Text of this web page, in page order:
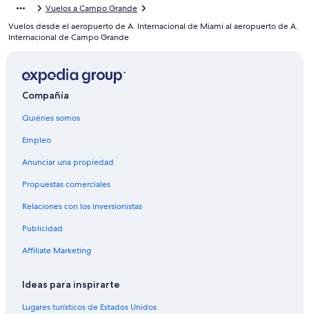
Hoteles en la playa en Campo Grande
Hoteles cerca del lago en Campo Grande
Hoteles que aceptan mascotas en Campo Grande
Hoteles en Campo Grande
Hoteles en José Abrão
Hoteles en Terenos
Hoteles en Moreninha
Hoteles en Núcleo Industrial
Hoteles en Carandá Bosque
Hoteles en Coophavila II
Hoteles en Vila Oriente
Hoteles cerca de Centro Comercial Campo Grande
Vuelos a Campo Grande
Vuelos desde el aeropuerto de A. Internacional de Miami al aeropuerto de A.
Internacional de Campo Grande
Compañía
Quiénes somos
Empleo
Anunciar una propiedad
Propuestas comerciales
Relaciones con los inversionistas
Publicidad
Affiliate Marketing
Ideas para inspirarte
Lugares turísticos de Estados Unidos